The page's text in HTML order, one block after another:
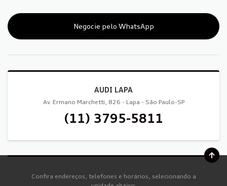
Negocie pelo WhatsApp
AUDI LAPA
Av. Ermano Marchetti, 826 - Lapa - São Paulo-SP
(11) 3795-5811
Confira endereços, telefones e horários, selecionando a